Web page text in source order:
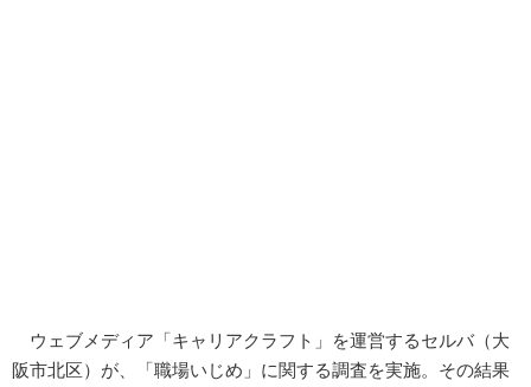
ウェブメディア「キャリアクラフト」を運営するセルバ（大
阪市北区）が、「職場いじめ」に関する調査を実施。その結果